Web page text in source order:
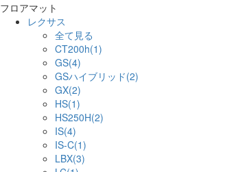
フロアマット
レクサス
全て見る
CT200h(1)
GS(4)
GSハイブリッド(2)
GX(2)
HS(1)
HS250H(2)
IS(4)
IS-C(1)
LBX(3)